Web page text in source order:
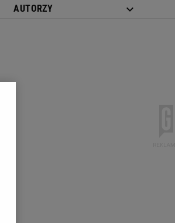
AUTORZY